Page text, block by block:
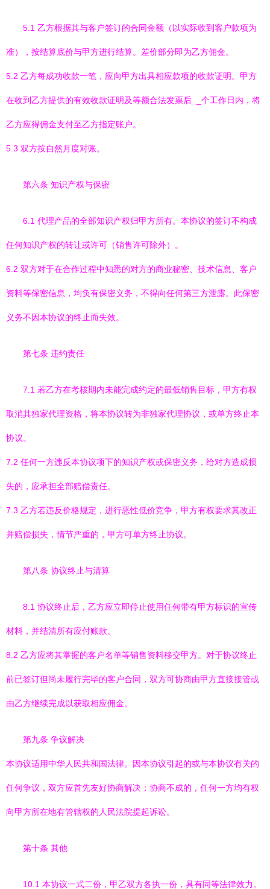
5.1 乙方根据其与客户签订的合同金额（以实际收到客户款项为
准），按结算底价与甲方进行结算。差价部分即为乙方佣金。
5.2 乙方每成功收款一笔，应向甲方出具相应款项的收款证明。甲方
在收到乙方提供的有效收款证明及等额合法发票后 _个工作日内，将
乙方应得佣金支付至乙方指定账户。
5.3 双方按自然月度对账。
第六条 知识产权与保密
6.1 代理产品的全部知识产权归甲方所有。本协议的签订不构成
任何知识产权的转让或许可（销售许可除外）。
6.2 双方对于在合作过程中知悉的对方的商业秘密、技术信息、客户
资料等保密信息，均负有保密义务，不得向任何第三方泄露。此保密
义务不因本协议的终止而失效。
第七条 违约责任
7.1 若乙方在考核期内未能完成约定的最低销售目标，甲方有权
取消其独家代理资格，将本协议转为非独家代理协议，或单方终止本
协议。
7.2 任何一方违反本协议项下的知识产权或保密义务，给对方造成损
失的，应承担全部赔偿责任。
7.3 乙方若违反价格规定，进行恶性低价竞争，甲方有权要求其改正
并赔偿损失，情节严重的，甲方可单方终止协议。
第八条 协议终止与清算
8.1 协议终止后，乙方应立即停止使用任何带有甲方标识的宣传
材料，并结清所有应付账款。
8.2 乙方应将其掌握的客户名单等销售资料移交甲方。对于协议终止
前已签订但尚未履行完毕的客户合同，双方可协商由甲方直接接管或
由乙方继续完成以获取相应佣金。
第九条 争议解决
本协议适用中华人民共和国法律。因本协议引起的或与本协议有关的
任何争议，双方应首先友好协商解决；协商不成的，任何一方均有权
向甲方所在地有管辖权的人民法院提起诉讼。
第十条 其他
10.1 本协议一式二份，甲乙双方各执一份，具有同等法律效力。